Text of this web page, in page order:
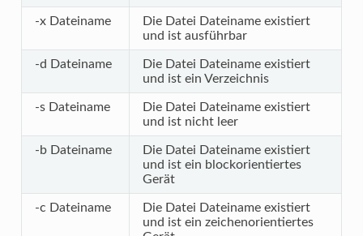
-x Dateiname
Die Datei Dateiname existiert
und ist ausführbar
-d Dateiname
Die Datei Dateiname existiert
und ist ein Verzeichnis
-s Dateiname
Die Datei Dateiname existiert
und ist nicht leer
-b Dateiname
Die Datei Dateiname existiert
und ist ein blockorientiertes
Gerät
-c Dateiname
Die Datei Dateiname existiert
und ist ein zeichenorientiertes